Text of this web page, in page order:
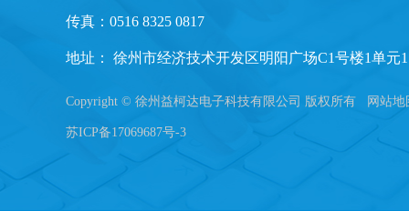
传真：0516 8325 0817
地址： 徐州市经济技术开发区明阳广场C1号楼1单元
Copyright © 徐州益柯达电子科技有限公司 版权所有 网站地
苏ICP备17069687号-3